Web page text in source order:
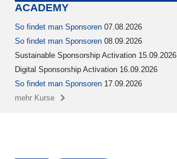
ACADEMY
So findet man Sponsoren 07.08.2026
So findet man Sponsoren 08.09.2026
Sustainable Sponsorship Activation 15.09.2026
Digital Sponsorship Activation 16.09.2026
So findet man Sponsoren 17.09.2026
mehr Kurse